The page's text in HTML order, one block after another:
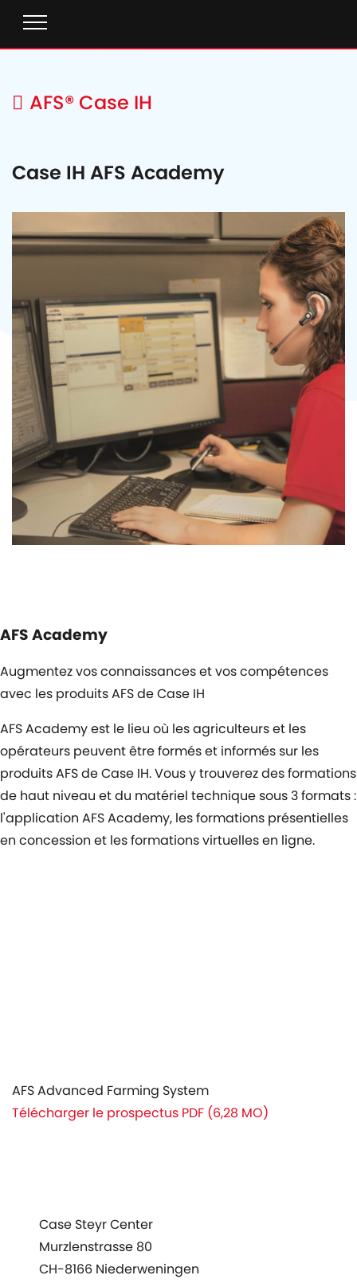
AFS® Case IH
Case IH AFS Academy
AFS Academy
Augmentez vos connaissances et vos compétences
avec les produits AFS de Case IH
AFS Academy est le lieu où les agriculteurs et les
opérateurs peuvent être formés et informés sur les
produits AFS de Case IH. Vous y trouverez des formations
de haut niveau et du matériel technique sous 3 formats :
l'application AFS Academy, les formations présentielles
en concession et les formations virtuelles en ligne.
AFS Advanced Farming System
Télécharger le prospectus PDF (6,28 MO)
Case Steyr Center
Murzlenstrasse 80
CH-8166 Niederweningen